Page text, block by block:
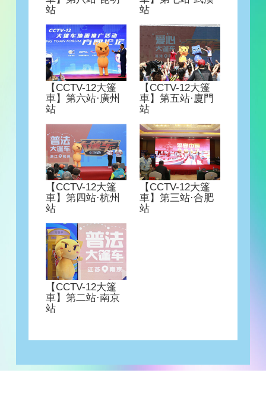
頻繁 氣氛熱烈
六朝古都江蘇南京順利舉辦“CCTV-12大篷車
地面推廣活動”群眾熱情參與 反響熱烈
“CCTV-12大篷車”走進首站山東 精彩內容等
你解鎖
“CCTV-12媒體與企業社會責任高峰論壇”山
東濟南站圓滿落幕
【約一波】CCTV-12方方&圓圓三里屯首次
亮相，我們萌着呢！
發！
站
站
【CCTV-12大篷
車】第六站·廣州
站
【CCTV-12大篷
車】第五站·廈門
站
【CCTV-12大篷
車】第四站·杭州
站
【CCTV-12大篷
車】第三站·合肥
站
【CCTV-12大篷
車】第二站·南京
站